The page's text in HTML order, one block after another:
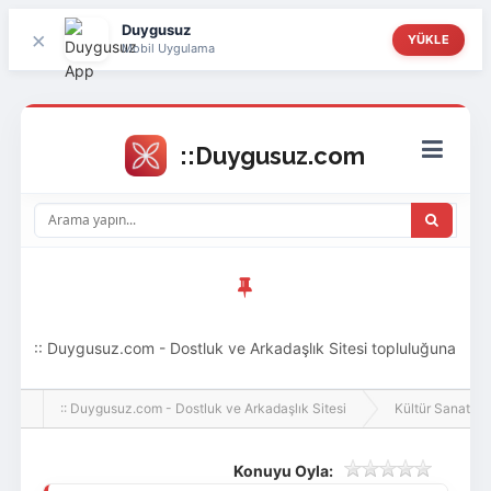
× Duygusuz
Mobil Uygulama
YÜKLE
:: Duygusuz.com - Dostluk ve Arkadaşlık Sitesi topluluğuna
hoş geldin ziyaretçi! Aramıza katılmak istersen kayıt
:: Duygusuz.com - Dostluk ve Arkadaşlık Sitesi Kültür Sanat
Konuyu Oyla: